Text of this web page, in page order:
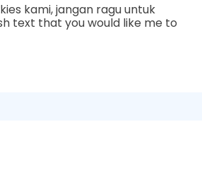
kami, jangan ragu untuk
text that you would like me to